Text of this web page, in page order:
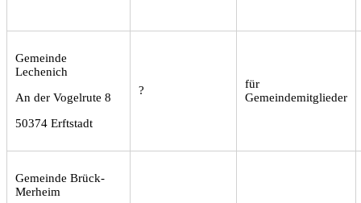
Gemeinde
Lechenich
An der Vogelrute 8
50374 Erftstadt
?
für
Gemeindemitglieder
Gemeinde Brück-
Merheim